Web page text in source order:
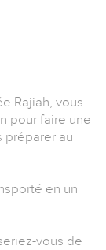
Rajiah, vous
pour faire une
au
en un
vous de